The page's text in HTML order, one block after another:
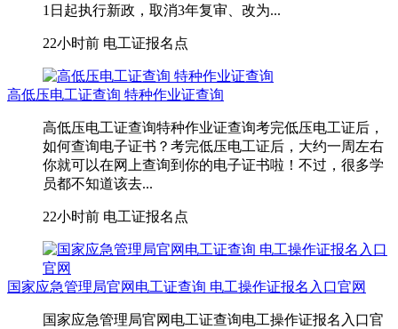
1日起执行新政，取消3年复审、改为...
22小时前 电工证报名点
高低压电工证查询 特种作业证查询
高低压电工证查询特种作业证查询考完低压电工证后，
如何查询电子证书？考完低压电工证后，大约一周左右
你就可以在网上查询到你的电子证书啦！不过，很多学
员都不知道该去...
22小时前 电工证报名点
国家应急管理局官网电工证查询 电工操作证报名入口官网
国家应急管理局官网电工证查询电工操作证报名入口官